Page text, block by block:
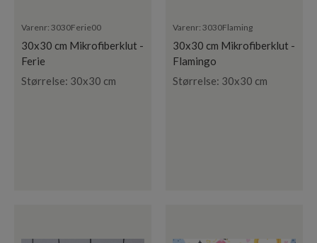
Varenr: 3030Ferie00
30x30 cm Mikrofiberklut -
Ferie
Størrelse: 30x30 cm
Varenr: 3030Flaming
30x30 cm Mikrofiberklut -
Flamingo
Størrelse: 30x30 cm